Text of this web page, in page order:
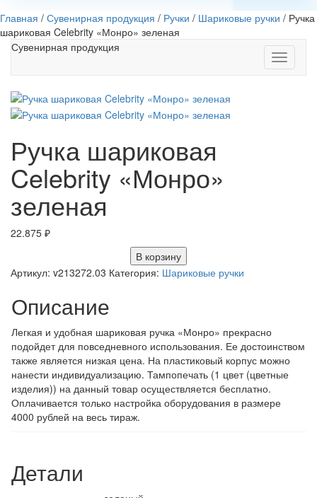
Главная / Сувенирная продукция / Ручки / Шариковые ручки / Ручка
шариковая Celebrity «Монро» зеленая
Toggle
Сувенирная продукция
Ручка шариковая
Celebrity «Монро»
зеленая
22.875 ₽
В корзину
Артикул: v213272.03 Категория: Шариковые ручки
Описание
Легкая и удобная шариковая ручка «Монро» прекрасно
подойдет для повседневного использования. Ее достоинством
также является низкая цена. На пластиковый корпус можно
нанести индивидуализацию. Тампопечать (1 цвет (цветные
изделия)) на данный товар осуществляется бесплатно.
Оплачивается только настройка оборудования в размере
4000 рублей на весь тираж.
Детали